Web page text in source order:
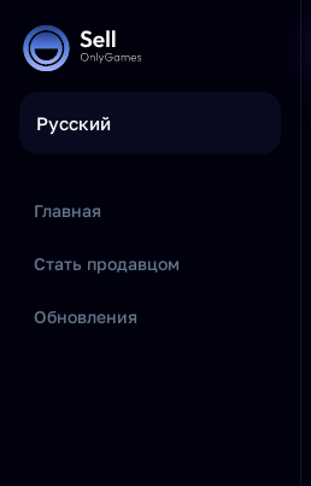
Русский
Главная
Стать продавцом
Обновления